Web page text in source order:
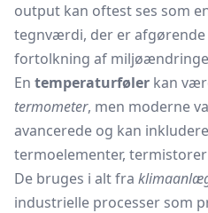
output kan oftest ses som
tegnværdi, der er
fortolkning af
En temperaturføler kan
termometer, men moderne
avancerede og kan
termoelementer,
De bruges i alt fra
industrielle processer som